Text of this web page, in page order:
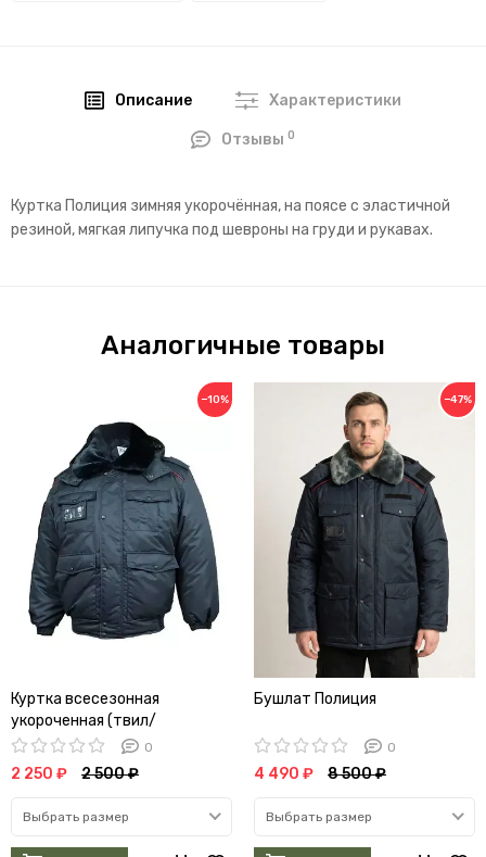
Описание Характеристики
Отзывы0
Куртка Полиция зимняя укорочённая, на поясе с эластичной
резиной, мягкая липучка под шевроны на груди и рукавах.
Аналогичные товары
−10%
Куртка всесезонная
укороченная (твил/
файбертек)
0
2 250 ₽ 2 500 ₽
Выбрать размер
−47%
Бушлат Полиция
0
4 490 ₽ 8 500 ₽
Выбрать размер